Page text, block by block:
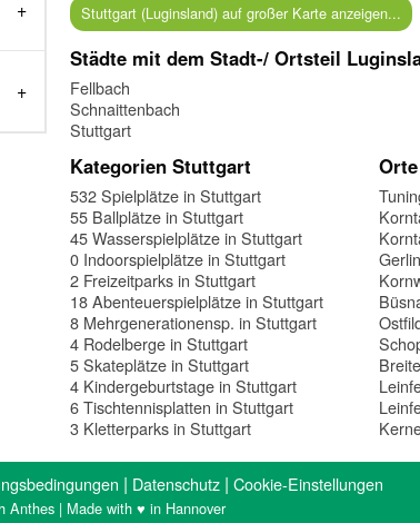
Stuttgart (Luginsland) auf großer Karte anzeigen...
Städte mit dem Stadt-/ Ortsteil
Fellbach
Schnaittenbach
Stuttgart
Kategorien Stuttgart
532 Spielplätze in Stuttgart
55 Ballplätze in Stuttgart
45 Wasserspielplätze in Stuttgart
0 Indoorspielplätze in Stuttgart
2 Freizeitparks in Stuttgart
18 Abenteuerspielplätze in Stuttgart
8 Mehrgenerationensp. in Stuttgart
4 Rodelberge in Stuttgart
5 Skateplätze in Stuttgart
4 Kindergeburtstage in Stuttgart
6 Tischtennisplatten in Stuttgart
3 Kletterparks in Stuttgart
| Datenschutz | Cookie-Einstellungen
Anthes | Made with ♥ in Hannover